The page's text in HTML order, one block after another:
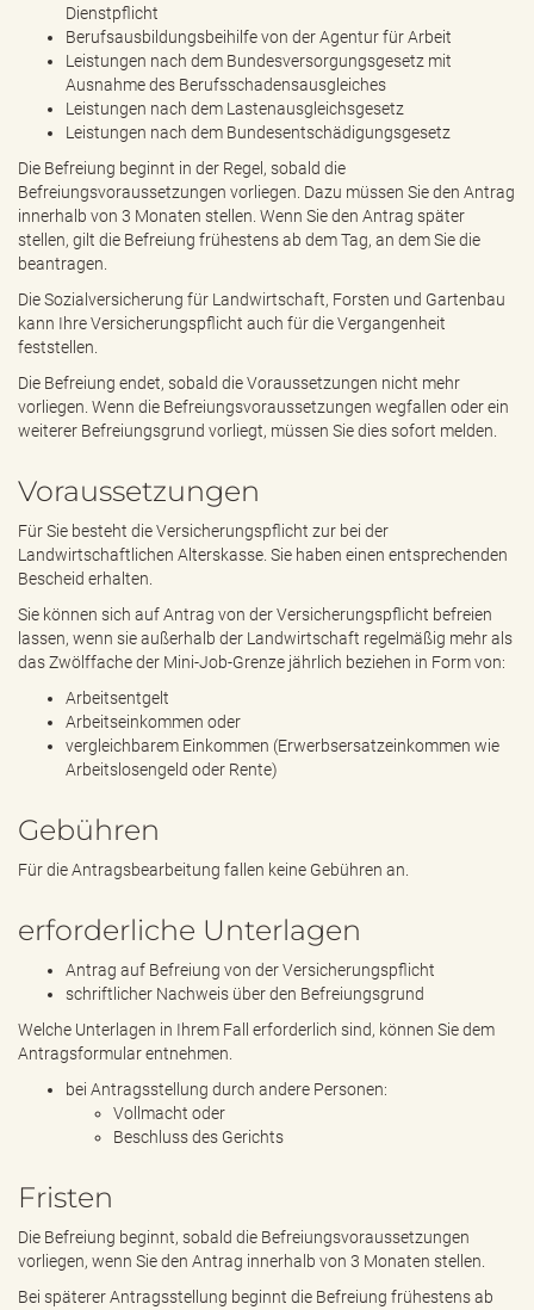
Dienstpflicht
Berufsausbildungsbeihilfe von der Agentur für Arbeit
Leistungen nach dem Bundesversorgungsgesetz mit
Ausnahme des Berufsschadensausgleiches
Leistungen nach dem Lastenausgleichsgesetz
Leistungen nach dem Bundesentschädigungsgesetz
Die Befreiung beginnt in der Regel, sobald die
Befreiungsvoraussetzungen vorliegen. Dazu müssen Sie den Antrag
innerhalb von 3 Monaten stellen. Wenn Sie den Antrag später
stellen, gilt die Befreiung frühestens ab dem Tag, an dem Sie die
beantragen.
Die Sozialversicherung für Landwirtschaft, Forsten und Gartenbau
kann Ihre Versicherungspflicht auch für die Vergangenheit
feststellen.
Die Befreiung endet, sobald die Voraussetzungen nicht mehr
vorliegen. Wenn die Befreiungsvoraussetzungen wegfallen oder ein
weiterer Befreiungsgrund vorliegt, müssen Sie dies sofort melden.
Voraussetzungen
Für Sie besteht die Versicherungspflicht zur bei der
Landwirtschaftlichen Alterskasse. Sie haben einen entsprechenden
Bescheid erhalten.
Sie können sich auf Antrag von der Versicherungspflicht befreien
lassen, wenn sie außerhalb der Landwirtschaft regelmäßig mehr als
das Zwölffache der Mini-Job-Grenze jährlich beziehen in Form von:
Arbeitsentgelt
Arbeitseinkommen oder
vergleichbarem Einkommen (Erwerbsersatzeinkommen wie
Arbeitslosengeld oder Rente)
Gebühren
Für die Antragsbearbeitung fallen keine Gebühren an.
erforderliche Unterlagen
Antrag auf Befreiung von der Versicherungspflicht
schriftlicher Nachweis über den Befreiungsgrund
Welche Unterlagen in Ihrem Fall erforderlich sind, können Sie dem
Antragsformular entnehmen.
bei Antragsstellung durch andere Personen:
Vollmacht oder
Beschluss des Gerichts
Fristen
Die Befreiung beginnt, sobald die Befreiungsvoraussetzungen
vorliegen, wenn Sie den Antrag innerhalb von 3 Monaten stellen.
Bei späterer Antragsstellung beginnt die Befreiung frühestens ab